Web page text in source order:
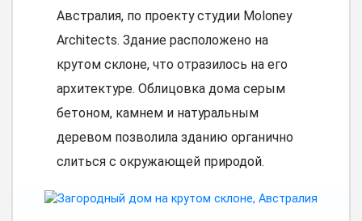
Австралия, по проекту студии Moloney
Architects. Здание расположено на
крутом склоне, что отразилось на его
архитектуре. Облицовка дома серым
бетоном, камнем и натуральным
деревом позволила зданию органично
слиться с окружающей природой.